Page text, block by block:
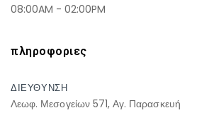
08:00AM - 02:00PM
πληροφοριες
ΔΙΕΥΘΥΝΣΗ
Λεωφ. Μεσογείων 571, Αγ. Παρασκευή